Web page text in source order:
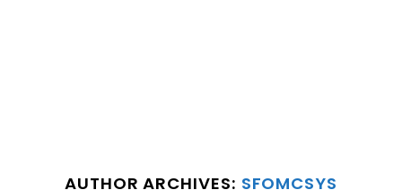
AUTHOR ARCHIVES: SFOMCSYS